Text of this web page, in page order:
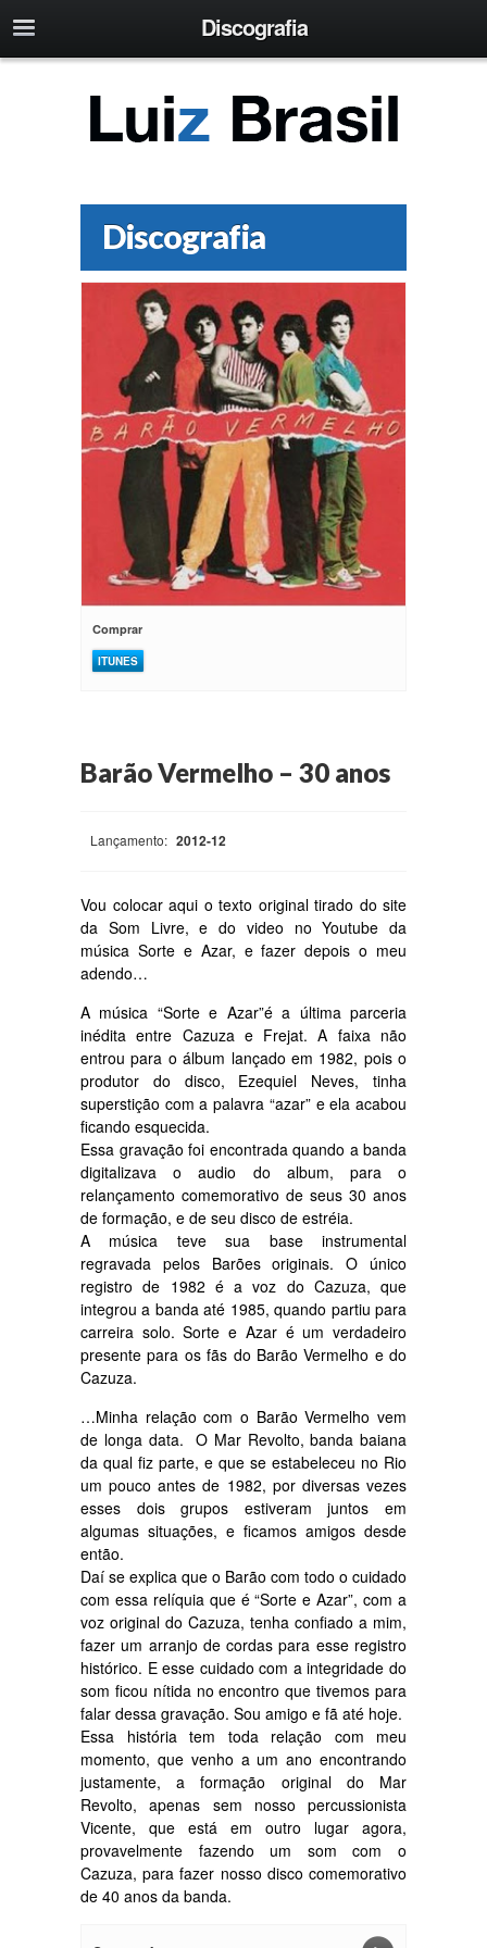
Discografia
Discografia
Comprar
ITUNES
Barão Vermelho – 30 anos
Lançamento: 2012-12
Vou colocar aqui o texto original tirado do site
da Som Livre, e do video no Youtube da
música Sorte e Azar, e fazer depois o meu
adendo…
A música “Sorte e Azar”é a última parceria
inédita entre Cazuza e Frejat. A faixa não
entrou para o álbum lançado em 1982, pois o
produtor do disco, Ezequiel Neves, tinha
superstição com a palavra “azar” e ela acabou
ficando esquecida.
Essa gravação foi encontrada quando a banda
digitalizava o audio do album, para o
relançamento comemorativo de seus 30 anos
de formação, e de seu disco de estréia.
A música teve sua base instrumental
regravada pelos Barões originais. O único
registro de 1982 é a voz do Cazuza, que
integrou a banda até 1985, quando partiu para
carreira solo. Sorte e Azar é um verdadeiro
presente para os fãs do Barão Vermelho e do
Cazuza.
…Minha relação com o Barão Vermelho vem
de longa data. O Mar Revolto, banda baiana
da qual fiz parte, e que se estabeleceu no Rio
um pouco antes de 1982, por diversas vezes
esses dois grupos estiveram juntos em
algumas situações, e ficamos amigos desde
então.
Daí se explica que o Barão com todo o cuidado
com essa relíquia que é “Sorte e Azar”, com a
voz original do Cazuza, tenha confiado a mim,
fazer um arranjo de cordas para esse registro
histórico. E esse cuidado com a integridade do
som ficou nítida no encontro que tivemos para
falar dessa gravação. Sou amigo e fã até hoje.
Essa história tem toda relação com meu
momento, que venho a um ano encontrando
justamente, a formação original do Mar
Revolto, apenas sem nosso percussionista
Vicente, que está em outro lugar agora,
provavelmente fazendo um som com o
Cazuza, para fazer nosso disco comemorativo
de 40 anos da banda.